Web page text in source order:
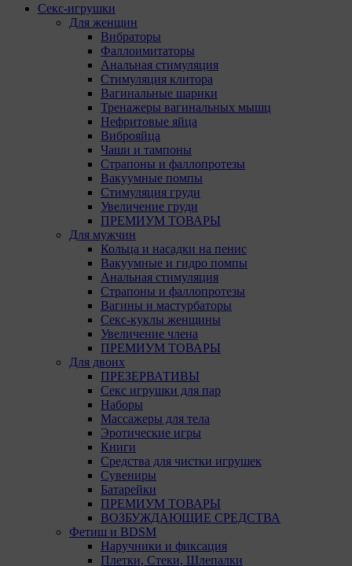
Секс-игрушки
Для женщин
Вибраторы
Фаллоимитаторы
Анальная стимуляция
Стимуляция клитора
Вагинальные шарики
Тренажеры вагинальных мышц
Нефритовые яйца
Виброяйца
Чаши и тампоны
Страпоны и фаллопротезы
Вакуумные помпы
Стимуляция груди
Увеличение груди
ПРЕМИУМ ТОВАРЫ
Для мужчин
Кольца и насадки на пенис
Вакуумные и гидро помпы
Анальная стимуляция
Страпоны и фаллопротезы
Вагины и мастурбаторы
Секс-куклы женщины
Увеличение члена
ПРЕМИУМ ТОВАРЫ
Для двоих
ПРЕЗЕРВАТИВЫ
Секс игрушки для пар
Наборы
Массажеры для тела
Эротические игры
Книги
Средства для чистки игрушек
Сувениры
Батарейки
ПРЕМИУМ ТОВАРЫ
ВОЗБУЖДАЮЩИЕ СРЕДСТВА
Фетиш и BDSM
Наручники и фиксация
Плетки, Стеки, Шлепалки